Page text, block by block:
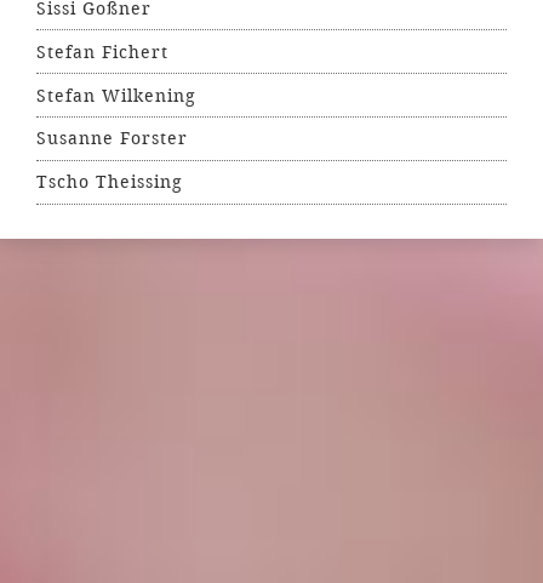
Sissi Goßner
Stefan Fichert
Stefan Wilkening
Susanne Forster
Tscho Theissing